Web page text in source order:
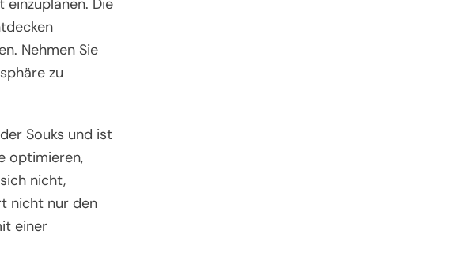
einzuplanen. Die
Nehmen Sie
zu
Souks und ist
optimieren,
nicht,
nicht nur den
einer